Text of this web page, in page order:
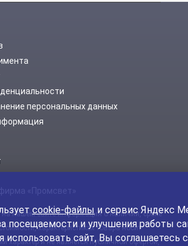
персональных данных
«Промсвет»
на нашем сайте информация о наличии, сроке
характеристиках товара носит
характер и не является публичной офертой,
cookie-файлы и сервис Яндекс
посещаемости и улучшения работы
использовать сайт, Вы соглашаетесь